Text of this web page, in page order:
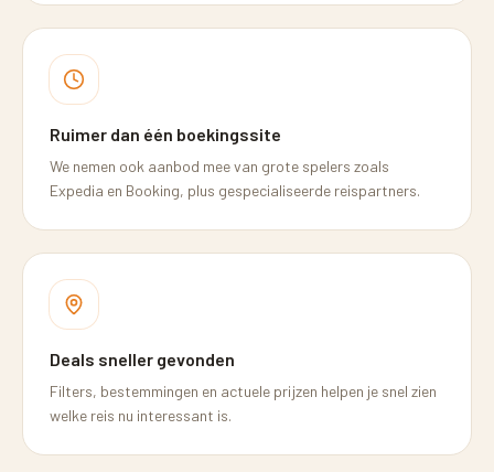
Ruimer dan één boekingssite
We nemen ook aanbod mee van grote spelers zoals
Expedia en Booking, plus gespecialiseerde reispartners.
Deals sneller gevonden
Filters, bestemmingen en actuele prijzen helpen je snel zien
welke reis nu interessant is.